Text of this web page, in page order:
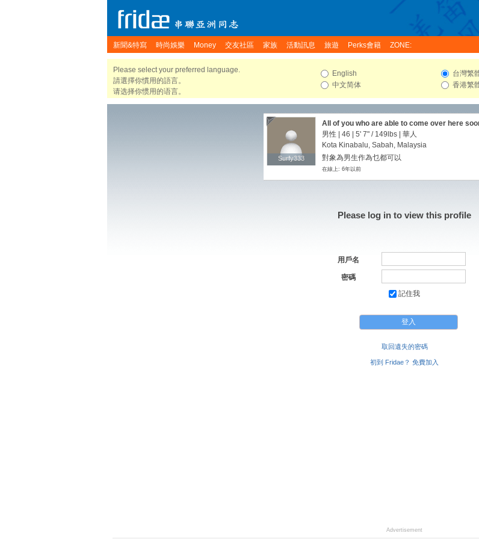
新聞&特寫 時尚娛樂 Money 交友社區 家族 活動訊息 旅遊 Perks會籍 ZONE:
Please select your preferred language.
請選擇你慣用的語言。
请选择你惯用的语言。
English
中文简体
台灣繁
香港繁
Surfy333
Surfy333
All of you who are able to come over here
男性 | 46 | 5' 7" / 149lbs | 華人
Kota Kinabalu, Sabah, Malaysia
對象為男生作為乜都可以
在線上: 6年以前
Please log in to view this profile
用戶名
密碼
記住我
取回遺失的密碼
初到 Fridae？ 免費加入
Advertisement